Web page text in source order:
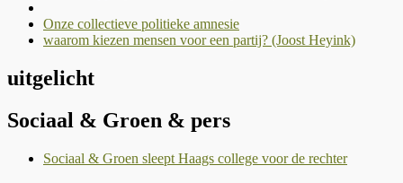
Onze collectieve politieke amnesie
waarom kiezen mensen voor een partij? (Joost Heyink)
uitgelicht
Sociaal & Groen & pers
Sociaal & Groen sleept Haags college voor de rechter